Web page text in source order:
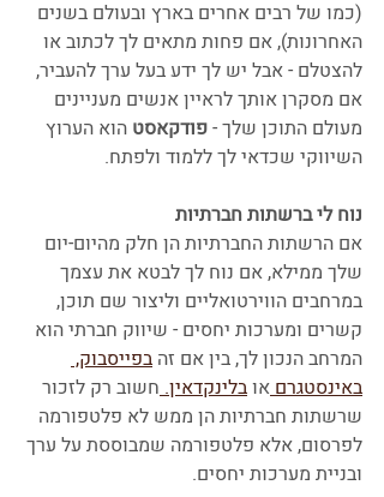
(כמו של רבים אחרים בארץ ובעולם בשנים
האחרונות), אם פחות מתאים לך לכתוב או
להצטלם - אבל יש לך ידע בעל ערך להעביר,
אם מסקרן אותך לראיין אנשים מעניינים
מעולם התוכן שלך - פודקאסט הוא הערוץ
השיווקי שכדאי לך ללמוד ולפתח.
נוח לי ברשתות חברתיות
אם הרשתות החברתיות הן חלק מהיום-יום
שלך ממילא, אם נוח לך לבטא את עצמך
במרחבים הווירטואליים וליצור שם תוכן,
קשרים ומערכות יחסים - שיווק חברתי הוא
המרחב הנכון לך, בין אם זה בפייסבוק,
באינסטגרם או בלינקדאין. חשוב רק לזכור
שרשתות חברתיות הן ממש לא פלטפורמה
לפרסום, אלא פלטפורמה שמבוססת על ערך
ובניית מערכות יחסים.